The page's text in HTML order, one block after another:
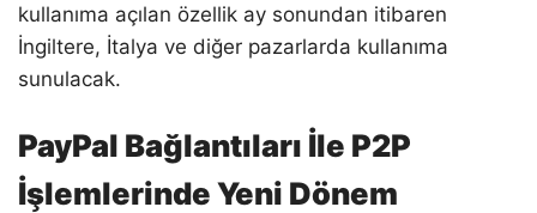
kullanıma açılan özellik ay sonundan itibaren
İngiltere, İtalya ve diğer pazarlarda kullanıma
sunulacak.
PayPal Bağlantıları İle P2P
İşlemlerinde Yeni Dönem